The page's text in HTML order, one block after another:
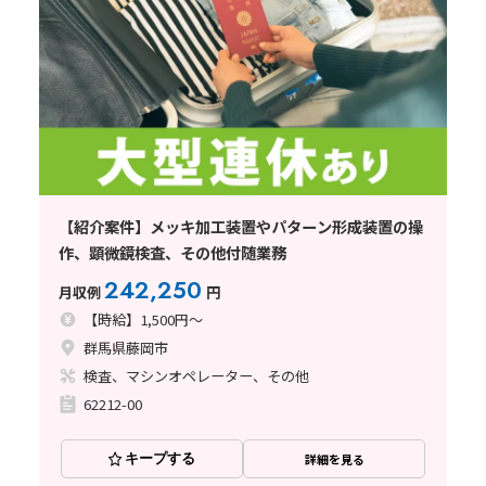
【紹介案件】メッキ加工装置やパターン形成装置の操
作、顕微鏡検査、その他付随業務
月収例242,250 円
【時給】1,500円～
群馬県藤岡市
検査、マシンオペレーター、その他
62212-00
キープする 詳細を見る